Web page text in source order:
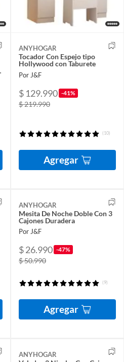
ANYHOGAR
Tocador Con Espejo tipo
Hollywood con Taburete
Por J&F
$ 129.990 -41%
$ 219.990
(10)
Agregar
ANYHOGAR
Mesita De Noche Doble Con 3
Cajones Duradera
Por J&F
$ 26.990 -47%
$ 50.990
(9)
Agregar
ANYHOGAR